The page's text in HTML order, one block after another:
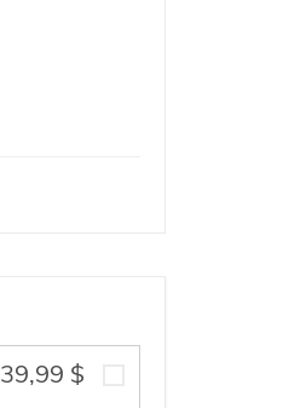
39,99 $